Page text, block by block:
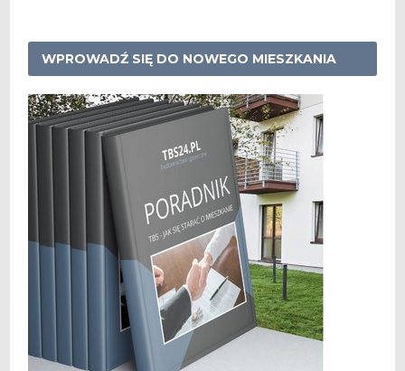
WPROWADŹ SIĘ DO NOWEGO MIESZKANIA